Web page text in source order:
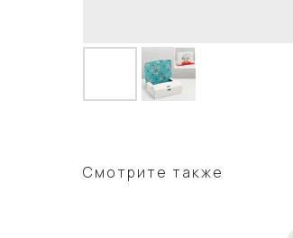
Смотрите также